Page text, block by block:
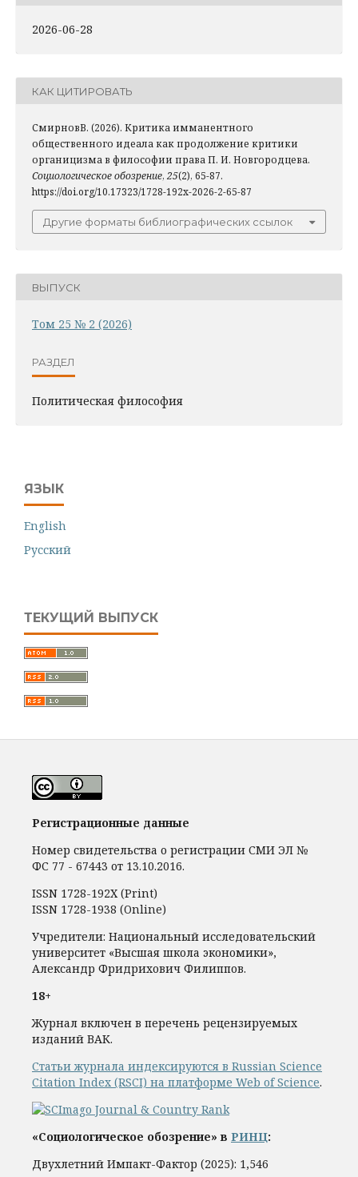
2026-06-28
КАК ЦИТИРОВАТЬ
СмирновВ. (2026). Критика имманентного
общественного идеала как продолжение критики
органицизма в философии права П. И. Новгородцева.
Социологическое обозрение, 25(2), 65-87.
https://doi.org/10.17323/1728-192x-2026-2-65-87
Другие форматы библиографических ссылок
ВЫПУСК
Том 25 № 2 (2026)
РАЗДЕЛ
Политическая философия
ЯЗЫК
English
Русский
ТЕКУЩИЙ ВЫПУСК
Регистрационные данные
Номер свидетельства о регистрации СМИ ЭЛ №
ФС 77 - 67443 от 13.10.2016.
ISSN 1728-192Х (Print)
ISSN 1728-1938 (Online)
Учредители: Национальный исследовательский
университет «Высшая школа экономики»,
Александр Фридрихович Филиппов.
18+
Журнал включен в перечень рецензируемых
изданий ВАК.
Статьи журнала индексируются в Russian Science
Citation Index (RSCI) на платформе Web of Science.
«Социологическое обозрение» в РИНЦ:
Двухлетний Импакт-Фактор (2025): 1,546